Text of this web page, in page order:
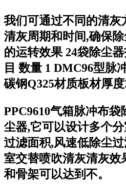
我们可通过不同的清灰
清灰周期和时间,确保
的运转效果 24袋除尘
目 数量 1 DMC96型脉
碳钢Q325材质板材厚度
PPC9610气箱脉冲布
尘器,它可以设计多个
过滤面积,风速低除尘
室交替喷吹清灰清灰效
和骨架可以达到不。